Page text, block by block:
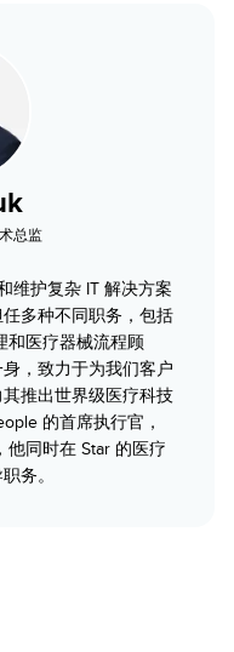
总监
维护复杂 IT 解决方案
多种不同职务，包括
和医疗器械流程顾
，致力于为我们客户
推出世界级医疗科技
的首席执行官，
同时在 Star 的医疗
务。